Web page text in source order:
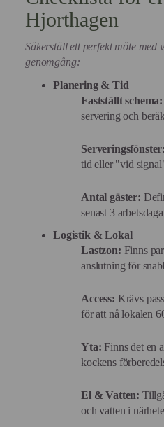
Hjorthagen
Säkerställ ett perfekt möte med
genomgång:
Planering & Tid
Fastställt schema:
servering och
Serveringsfönster:
tid eller "vid
Antal gäster:
senast 3
Logistik & Lokal
Lastzon: Finns
anslutning för
Access: Krävs
för att nå lokalen
Yta: Finns det en
kockens
El & Vatten:
och vatten i